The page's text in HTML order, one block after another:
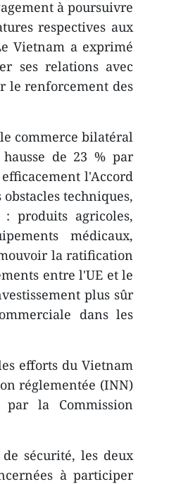
à poursuivre
respectives aux
Vietnam a exprimé
ses relations avec
le renforcement des
commerce bilatéral
de 23 % par
l'Accord
techniques,
produits agricoles,
médicaux,
la ratification
entre l'UE et le
plus sûr
dans les
efforts du Vietnam
réglementée (INN)
la Commission
sécurité, les deux
à participer